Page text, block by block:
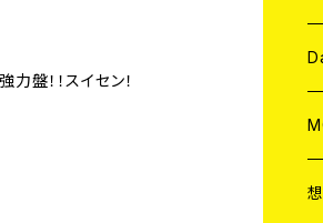
盤！！スイセン！